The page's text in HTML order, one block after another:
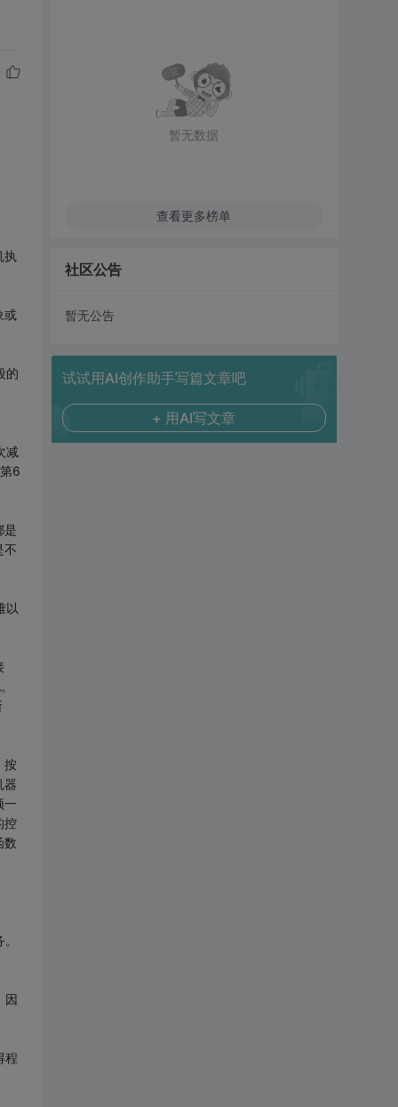
执
或
的
减
6
是
不
以
按
器
一
控
数
因
程
暂无数据
查看更多榜单
社区公告
暂无公告
试试用AI创作助手写篇文章吧
+ 用AI写文章